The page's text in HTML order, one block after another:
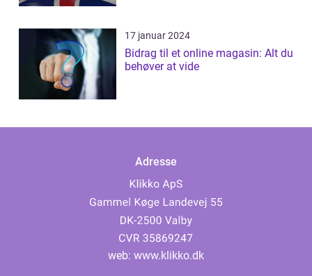
17 januar 2024
Bidrag til et online magasin: Alt du
behøver at vide
Adresse
web: www.klikko.dk